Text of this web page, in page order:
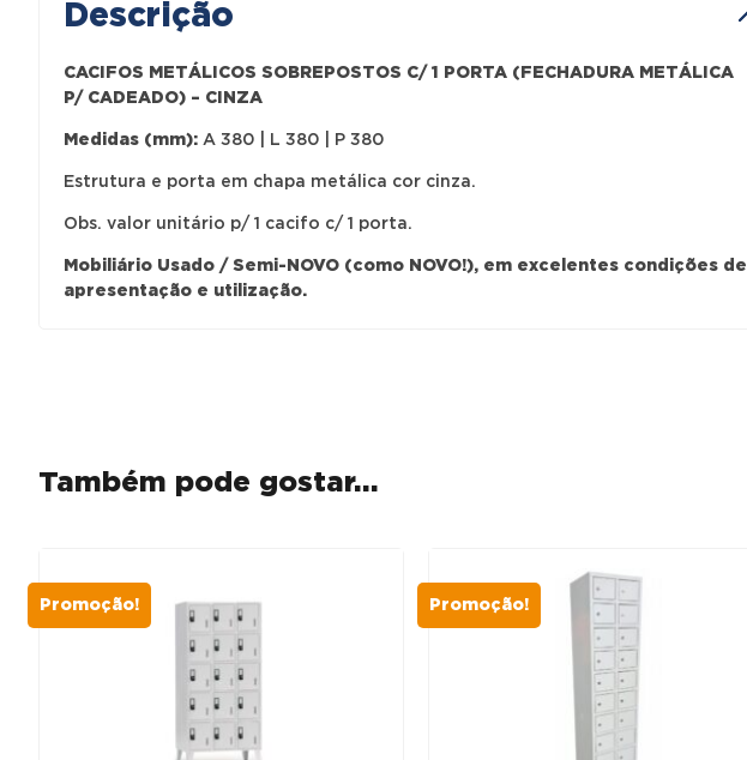
Descrição
CACIFOS METÁLICOS SOBREPOSTOS C/ 1 PORTA (FECHADURA METÁLICA
P/ CADEADO) – CINZA
Medidas (mm): A 380 | L 380 | P 380
Estrutura e porta em chapa metálica cor cinza.
Obs. valor unitário p/ 1 cacifo c/ 1 porta.
Mobiliário Usado / Semi-NOVO (como NOVO!), em excelentes condições de
apresentação e utilização.
Também pode gostar…
Promoção! Promoção!